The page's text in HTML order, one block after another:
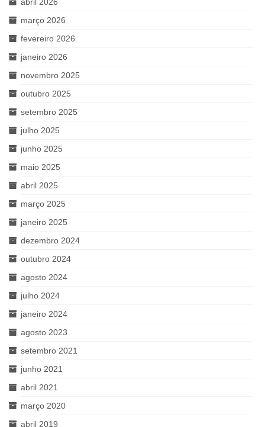
março 2026
fevereiro 2026
janeiro 2026
novembro 2025
outubro 2025
setembro 2025
julho 2025
junho 2025
maio 2025
abril 2025
março 2025
janeiro 2025
dezembro 2024
outubro 2024
agosto 2024
julho 2024
janeiro 2024
agosto 2023
setembro 2021
junho 2021
abril 2021
março 2020
abril 2019